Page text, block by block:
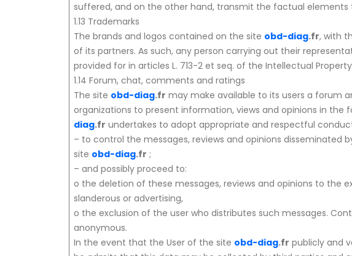
suffered, and on the other hand, transmit the factual
1.13 Trademarks
The brands and logos contained on the site obd-diag.fr, with
of its partners. As such, any person carrying out their
provided for in articles L. 713-2 et seq. of the Intellectual
1.14 Forum, chat, comments and ratings
The site obd-diag.fr may make available to its users a forum
organizations to present information, views and opinions in
diag.fr undertakes to adopt appropriate and respectful
– to control the messages, reviews and opinions
site obd-diag.fr ;
– and possibly proceed to:
o the deletion of these messages, reviews and opinions to
slanderous or advertising,
o the exclusion of the user who distributes such messages.
anonymous.
In the event that the User of the site obd-diag.fr publicly and